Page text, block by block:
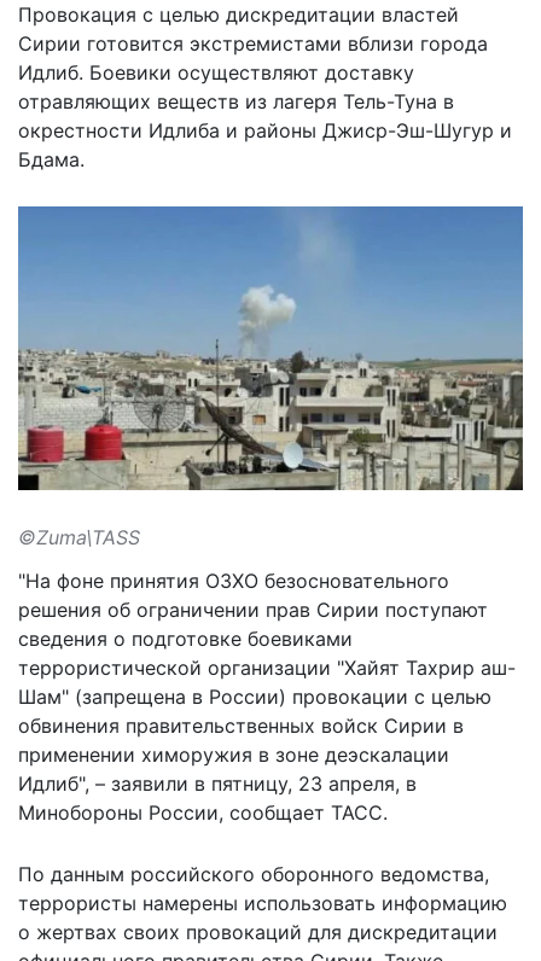
Провокация с целью дискредитации властей
Сирии готовится экстремистами вблизи города
Идлиб. Боевики осуществляют доставку
отравляющих веществ из лагеря Тель-Туна в
окрестности Идлиба и районы Джиср-Эш-Шугур и
Бдама.
©Zuma\TASS
"На фоне принятия ОЗХО безосновательного
решения об ограничении прав Сирии поступают
сведения о подготовке боевиками
террористической организации "Хайят Тахрир аш-
Шам" (запрещена в России) провокации с целью
обвинения правительственных войск Сирии в
применении химоружия в зоне деэскалации
Идлиб", – заявили в пятницу, 23 апреля, в
Минобороны России, сообщает ТАСС.
По данным российского оборонного ведомства,
террористы намерены использовать информацию
о жертвах своих провокаций для дискредитации